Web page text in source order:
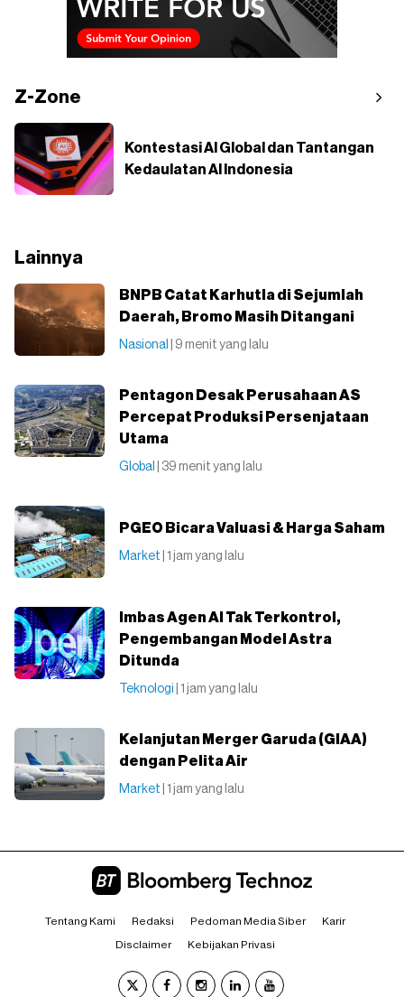
Z-Zone
Kontestasi AI Global dan Tantangan
Kedaulatan AI Indonesia
Lainnya
BNPB Catat Karhutla di Sejumlah
Daerah, Bromo Masih Ditangani
Nasional | 9 menit yang lalu
Pentagon Desak Perusahaan AS
Percepat Produksi Persenjataan
Utama
Global | 39 menit yang lalu
PGEO Bicara Valuasi & Harga Saham
Market | 1 jam yang lalu
Imbas Agen AI Tak Terkontrol,
Pengembangan Model Astra
Ditunda
Teknologi | 1 jam yang lalu
Kelanjutan Merger Garuda (GIAA)
dengan Pelita Air
Market | 1 jam yang lalu
Tentang Kami Redaksi Pedoman Media Siber Karir
Disclaimer Kebijakan Privasi